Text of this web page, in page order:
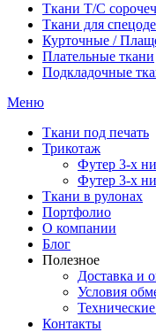
Ткани Т/С
Ткани для
Курточные /
Плательные ткани
Подкладочные
Меню
Ткани под печать
Трикотаж
Футер 3-х
Футер 3-х
Ткани в рулонах
Портфолио
О компании
Блог
Полезное
Доставка и
Условия
Контакты